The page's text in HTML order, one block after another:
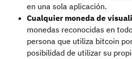
en una sola aplicación.
Cualquier moneda de
monedas reconocidas en
persona que utiliza bitcoin
posibilidad de utilizar su